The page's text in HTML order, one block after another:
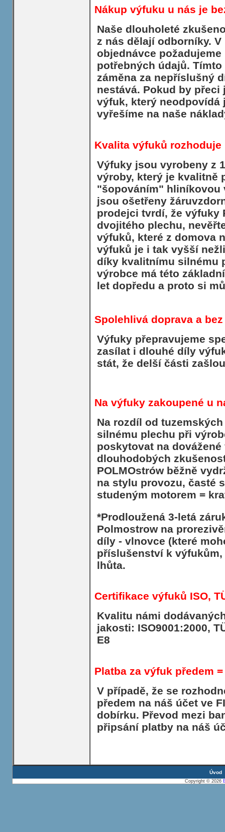
Nákup výfuku u nás je
Naše dlouholeté
z nás dělají odborníky.
objednávce
potřebných údajů.
záměna za nepříslušný
nestává. Pokud by
výfuk, který neodpovídá
vyřešíme na naše
Kvalita výfuků rozhoduje
Výfuky jsou vyrobeny z
výroby, který je kvalitně
"šopováním" hliníkovou
jsou ošetřeny
prodejci tvrdí, že výfuky
dvojitého plechu,
výfuků, které z domova
výfuků je i tak vyšší
díky kvalitnímu silnému
výrobce má této
let dopředu a proto si
Spolehlivá doprava a
Výfuky přepravujeme
zasílat i dlouhé díly
stát, že delší části
Na výfuky zakoupené u
Na rozdíl od
silnému plechu při
poskytovat na
dlouhodobých
POLMOstrów běžně
na stylu provozu, časté
studeným motorem =
*Prodloužená 3-letá
Polmostrow na
díly - vlnovce (které
příslušenství k
lhůta.
Certifikace výfuků ISO,
Kvalitu námi
jakosti: ISO9001:2000,
E8
Platba za výfuk předem
V případě, že se
předem na náš účet ve
dobírku. Převod mezi
připsání platby na náš
Úvod
Copyright © 2026